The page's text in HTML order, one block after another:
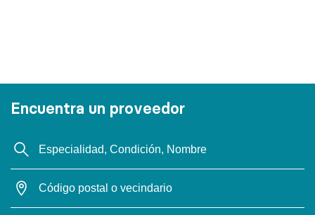
Encuentra un proveedor